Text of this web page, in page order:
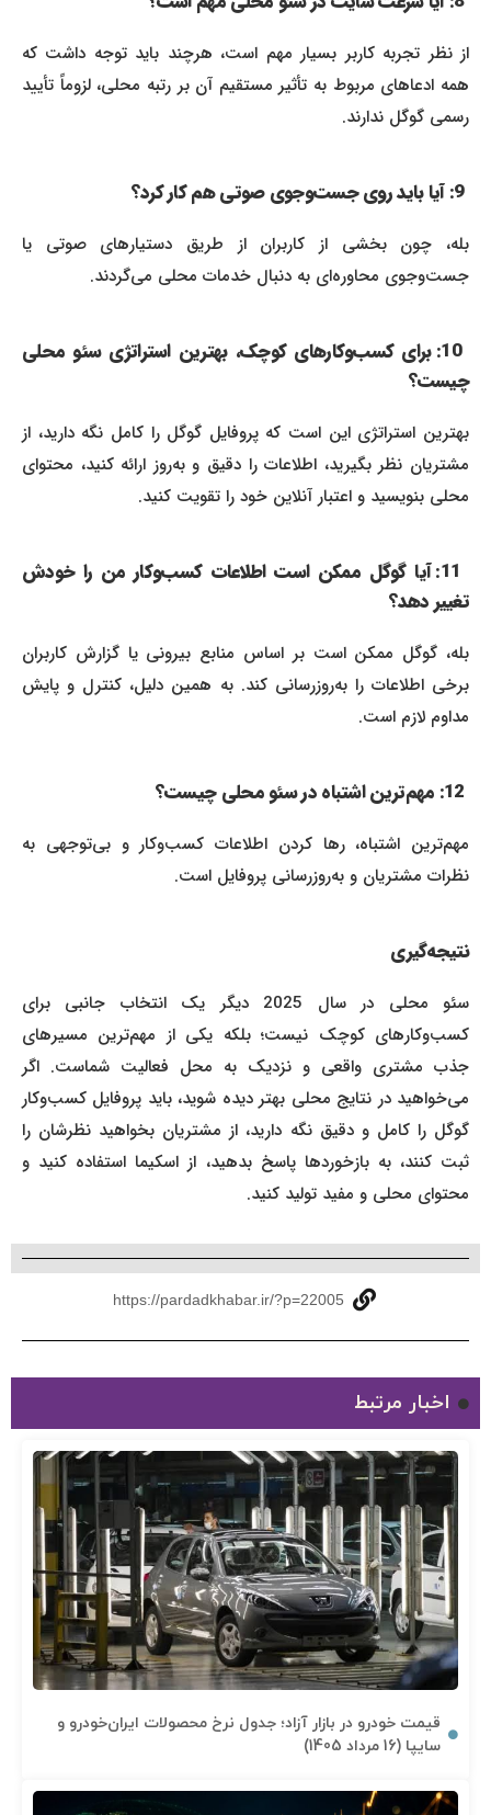
از نظر تجربه کاربر بسیار مهم است، هرچند باید توجه داشت که
همه ادعاهای مربوط به تأثیر مستقیم آن بر رتبه محلی، لزوماً تأیید
رسمی گوگل ندارند.
بله، چون بخشی از کاربران از طریق دستیارهای صوتی یا
جست‌وجوی محاوره‌ای به دنبال خدمات محلی می‌گردند.
10: برای کسب‌وکارهای کوچک، بهترین استراتژی سئو محلی
چیست؟
بهترین استراتژی این است که پروفایل گوگل را کامل نگه دارید، از
مشتریان نظر بگیرید، اطلاعات را دقیق و به‌روز ارائه کنید، محتوای
محلی بنویسید و اعتبار آنلاین خود را تقویت کنید.
11: آیا گوگل ممکن است اطلاعات کسب‌وکار من را خودش
تغییر دهد؟
بله، گوگل ممکن است بر اساس منابع بیرونی یا گزارش کاربران
برخی اطلاعات را به‌روزرسانی کند. به همین دلیل، کنترل و پایش
مداوم لازم است.
مهم‌ترین اشتباه، رها کردن اطلاعات کسب‌وکار و بی‌توجهی به
نظرات مشتریان و به‌روزرسانی پروفایل است.
نتیجه‌گیری
سئو محلی در سال 2025 دیگر یک انتخاب جانبی برای
کسب‌وکارهای کوچک نیست؛ بلکه یکی از مهم‌ترین مسیرهای
جذب مشتری واقعی و نزدیک به محل فعالیت شماست. اگر
می‌خواهید در نتایج محلی بهتر دیده شوید، باید پروفایل کسب‌وکار
گوگل را کامل و دقیق نگه دارید، از مشتریان بخواهید نظرشان را
ثبت کنند، به بازخوردها پاسخ بدهید، از اسکیما استفاده کنید و
محتوای محلی و مفید تولید کنید.
https://pardadkhabar.ir/?p=22005
اخبار مرتبط
قیمت خودرو در بازار آزاد؛ جدول نرخ محصولات ایران‌خودرو و
سایپا (16 مرداد 1405)